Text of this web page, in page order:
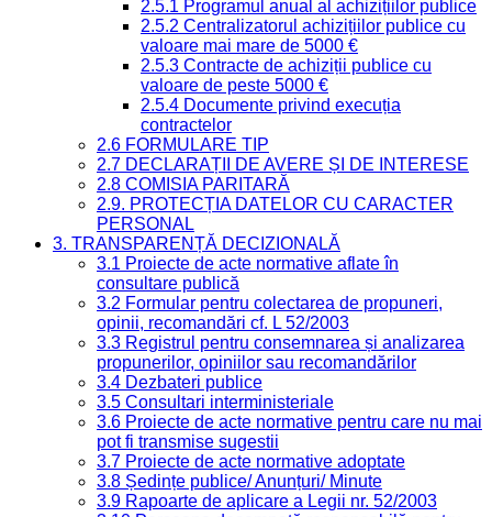
2.5.1 Programul anual al achizițiilor publice
2.5.2 Centralizatorul achizițiilor publice cu
valoare mai mare de 5000 €
2.5.3 Contracte de achiziții publice cu
valoare de peste 5000 €
2.5.4 Documente privind execuția
contractelor
2.6 FORMULARE TIP
2.7 DECLARAȚII DE AVERE ȘI DE INTERESE
2.8 COMISIA PARITARĂ
2.9. PROTECȚIA DATELOR CU CARACTER
PERSONAL
3. TRANSPARENȚĂ DECIZIONALĂ
3.1 Proiecte de acte normative aflate în
consultare publică
3.2 Formular pentru colectarea de propuneri,
opinii, recomandări cf. L 52/2003
3.3 Registrul pentru consemnarea și analizarea
propunerilor, opiniilor sau recomandărilor
3.4 Dezbateri publice
3.5 Consultari interministeriale
3.6 Proiecte de acte normative pentru care nu mai
pot fi transmise sugestii
3.7 Proiecte de acte normative adoptate
3.8 Ședințe publice/ Anunțuri/ Minute
3.9 Rapoarte de aplicare a Legii nr. 52/2003